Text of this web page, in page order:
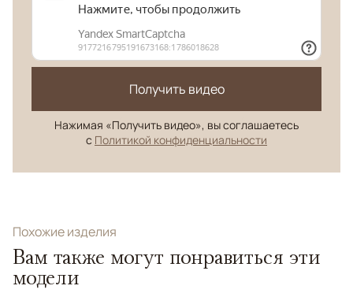
Получить видео
Нажимая «Получить видео», вы соглашаетесь
с Политикой конфиденциальности
Похожие изделия
Вам также могут понравиться эти
модели